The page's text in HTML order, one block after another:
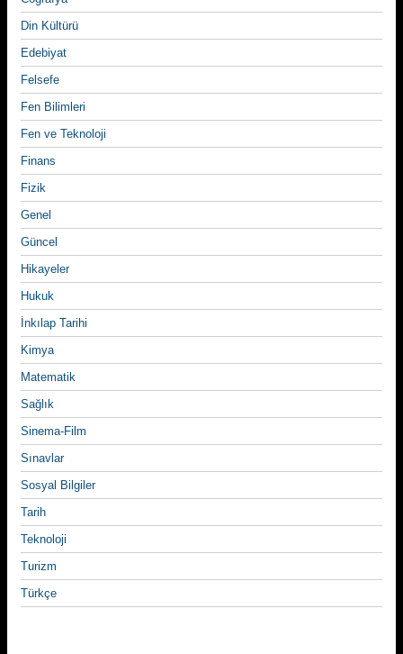
Din Kültürü
Edebiyat
Felsefe
Fen Bilimleri
Fen ve Teknoloji
Finans
Fizik
Genel
Güncel
Hikayeler
Hukuk
İnkılap Tarihi
Kimya
Matematik
Sağlık
Sinema-Film
Sınavlar
Sosyal Bilgiler
Tarih
Teknoloji
Turizm
Türkçe